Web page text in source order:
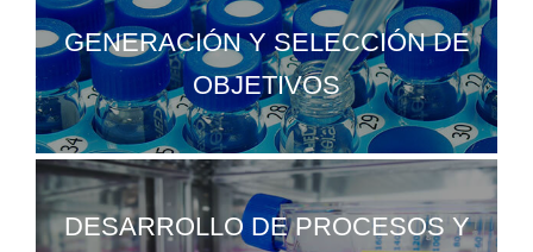
GENERACIÓN Y SELECCIÓN DE
OBJETIVOS
DESARROLLO DE PROCESOS Y